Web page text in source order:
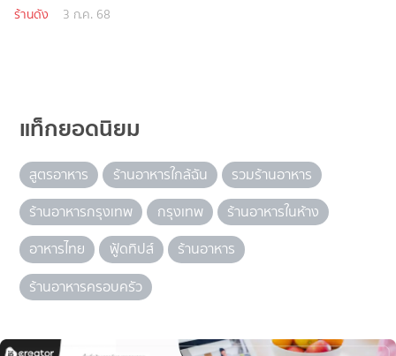
ร้านดัง 3 ก.ค. 68
แท็กยอดนิยม
สูตรอาหาร ร้านอาหารใกล้ฉัน
รวมร้านอาหาร
ร้านอาหารกรุงเทพ
กรุงเทพ
ร้านอาหารในห้าง
อาหารไทย
ฟู้ดทิปส์
ร้านอาหาร
ร้านอาหารครอบครัว